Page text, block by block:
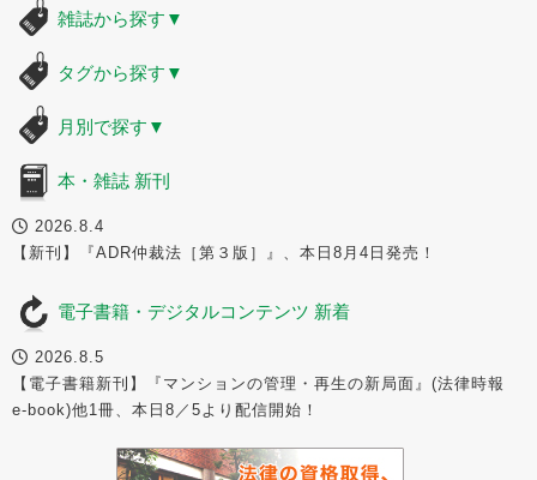
雑誌から探す ▼
タグから探す ▼
月別で探す ▼
本・雑誌 新刊
2026.8.4
【新刊】『ADR仲裁法［第３版］』、本日8月4日発売！
電子書籍・デジタルコンテンツ 新着
2026.8.5
【電子書籍新刊】『マンションの管理・再生の新局面』(法律時報
e-book)他1冊、本日8／5より配信開始！